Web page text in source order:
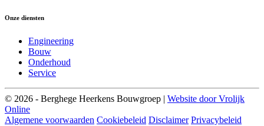
Onze diensten
Engineering
Bouw
Onderhoud
Service
© 2026 - Berghege Heerkens Bouwgroep | Website door Vrolijk
Online
Algemene voorwaarden Cookiebeleid Disclaimer Privacybeleid